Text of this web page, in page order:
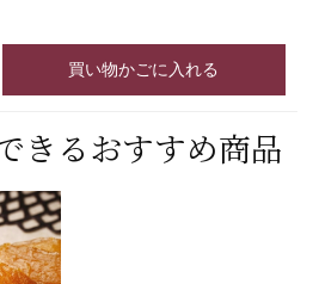
買い物かごに入れる
きるおすすめ商品